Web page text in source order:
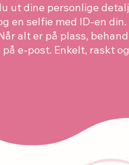
ut dine personlige
en selfie med ID-en
alt er på plass,
e-post. Enkelt, raskt